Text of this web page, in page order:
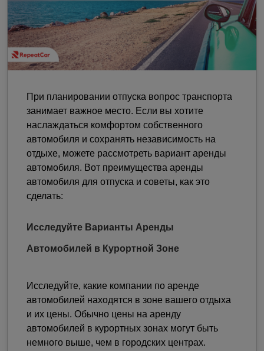
При планировании отпуска вопрос транспорта
занимает важное место. Если вы хотите
наслаждаться комфортом собственного
автомобиля и сохранять независимость на
отдыхе, можете рассмотреть вариант аренды
автомобиля. Вот преимущества аренды
автомобиля для отпуска и советы, как это
сделать:
Исследуйте Варианты Аренды
Автомобилей в Курортной Зоне
Исследуйте, какие компании по аренде
автомобилей находятся в зоне вашего отдыха
и их цены. Обычно цены на аренду
автомобилей в курортных зонах могут быть
немного выше, чем в городских центрах.